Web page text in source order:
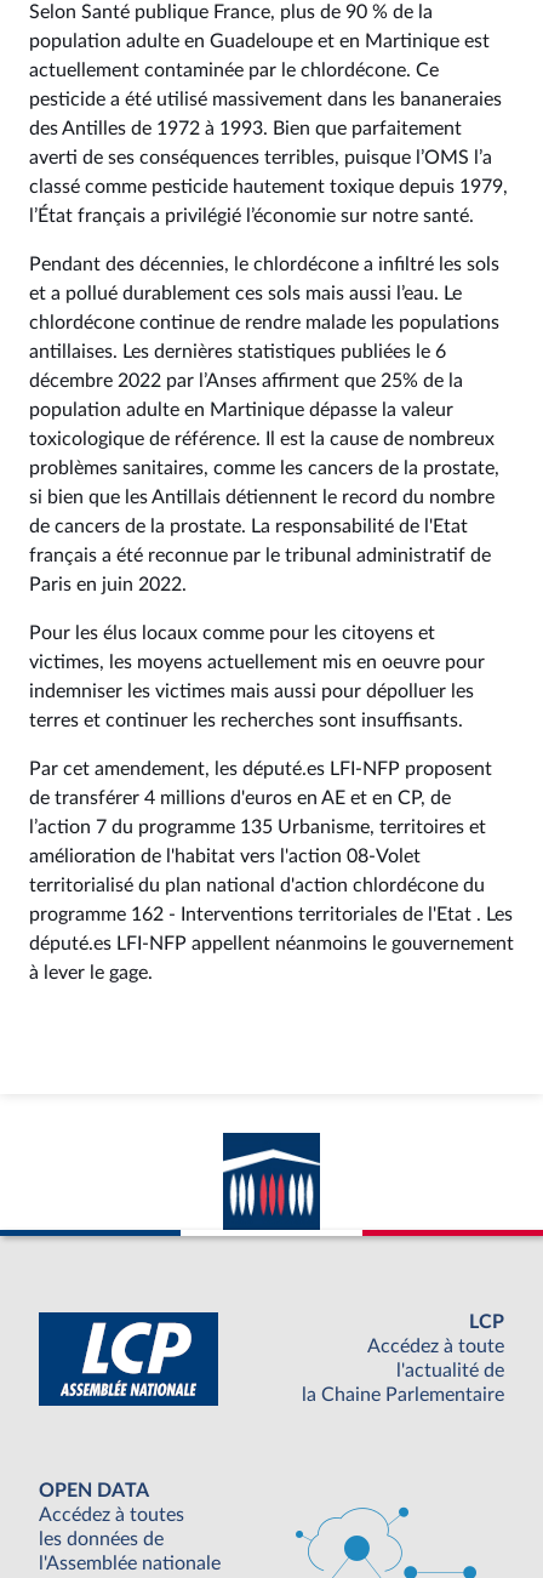
Selon Santé publique France, plus de 90 % de la
population adulte en Guadeloupe et en Martinique est
actuellement contaminée par le chlordécone. Ce
pesticide a été utilisé massivement dans les bananeraies
des Antilles de 1972 à 1993. Bien que parfaitement
averti de ses conséquences terribles, puisque l’OMS l’a
classé comme pesticide hautement toxique depuis 1979,
l’État français a privilégié l’économie sur notre santé.
Pendant des décennies, le chlordécone a infiltré les sols
et a pollué durablement ces sols mais aussi l’eau. Le
chlordécone continue de rendre malade les populations
antillaises. Les dernières statistiques publiées le 6
décembre 2022 par l’Anses affirment que 25% de la
population adulte en Martinique dépasse la valeur
toxicologique de référence. Il est la cause de nombreux
problèmes sanitaires, comme les cancers de la prostate,
si bien que les Antillais détiennent le record du nombre
de cancers de la prostate. La responsabilité de l'Etat
français a été reconnue par le tribunal administratif de
Paris en juin 2022.
Pour les élus locaux comme pour les citoyens et
victimes, les moyens actuellement mis en oeuvre pour
indemniser les victimes mais aussi pour dépolluer les
terres et continuer les recherches sont insuffisants.
Par cet amendement, les député.es LFI-NFP proposent
de transférer 4 millions d'euros en AE et en CP, de
l’action 7 du programme 135 Urbanisme, territoires et
amélioration de l'habitat vers l'action 08-Volet
territorialisé du plan national d'action chlordécone du
programme 162 - Interventions territoriales de l'Etat . Les
député.es LFI-NFP appellent néanmoins le gouvernement
à lever le gage.
LCP
Accédez à toute
l'actualité de
la Chaine Parlementaire
OPEN DATA
Accédez à toutes
les données de
l'Assemblée nationale